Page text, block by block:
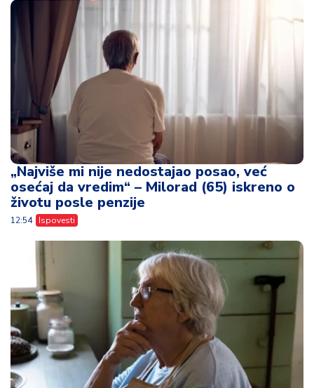
„Najviše mi nije nedostajao posao, već
osećaj da vredim“ – Milorad (65) iskreno o
životu posle penzije
12:54 Ispovesti